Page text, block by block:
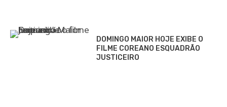
DOMINGO MAIOR HOJE EXIBE O
FILME COREANO ESQUADRÃO
JUSTICEIRO